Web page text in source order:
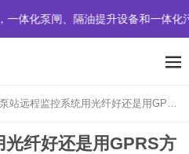
体化泵闸、隔油提升设备和一体化
泵站远程监控系统用光纤好还是用GPRS方式好?
纤好还是用GPRS方